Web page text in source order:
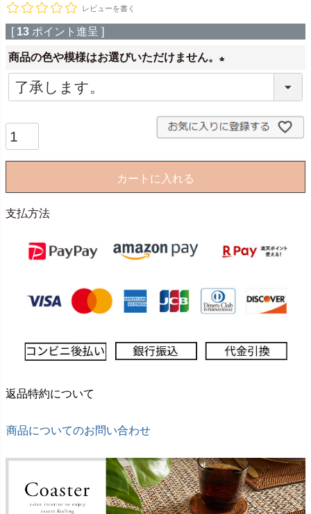
レビューを書く
[ 13 ポイント進呈 ]
商品の色や模様はお選びいただけません。
必
須
)
カートに入れる
支払方法
返品特約について
商品についてのお問い合わせ